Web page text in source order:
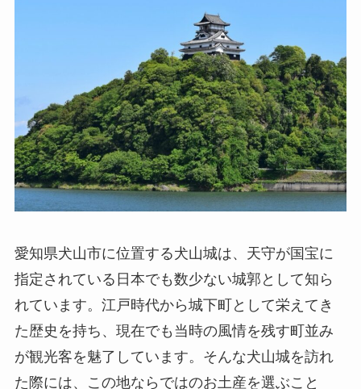
愛知県犬山市に位置する犬山城は、天守が国宝に
指定されている日本でも数少ない城郭として知ら
れています。江戸時代から城下町として栄えてき
た歴史を持ち、現在でも当時の風情を残す町並み
が観光客を魅了しています。そんな犬山城を訪れ
た際には、この地ならではのお土産を選ぶこと